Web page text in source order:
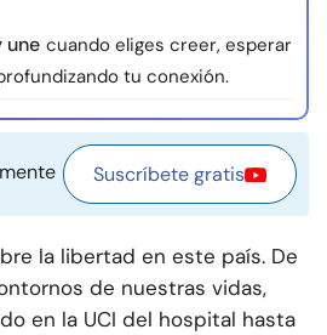
Escríbenos
Publicidad con
une cuando eliges creer, esperar
tu conexión.
Suscríbete gratis
la libertad en este país. De
de nuestras vidas,
en la UCI del hospital hasta